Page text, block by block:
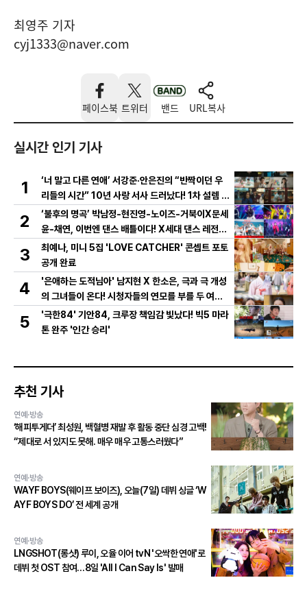
최영주 기자
cyj1333@naver.com
페이스북 트위터 밴드 URL복사
실시간 인기 기사
1
‘너 말고 다른 연애’ 서강준·안은진의 “반짝이던 우
리들의 시간” 10년 사랑 서사 드러났다! 1차 설렘 티
저 영상 공개!
2
‘불후의 명곡’ 박남정-현진영-노이즈-거북이X문세
윤-채연, 이번엔 댄스 배틀이다! X세대 댄스 레전드
총출동! 댄스 본능 깨운다!
3
최예나, 미니 5집 'LOVE CATCHER' 콘셉트 포토
공개 완료
4
'은애하는 도적님아' 남지현 X 한소은, 극과 극 개성
의 그녀들이 온다! 시청자들의 연모를 부를 두 여인
의 활약은?
5
'극한84' 기안84, 크루장 책임감 빛났다! 빅5 마라
톤 완주 '인간 승리'
추천 기사
연예·방송
‘해피투게더’ 최성원, 백혈병 재발 후 활동 중단 심경 고백!
“제대로 서 있지도 못해. 매우 매우 고통스러웠다”
연예·방송
WAYF BOYS(웨이프 보이즈), 오늘(7일) 데뷔 싱글 ‘W
AYF BOYS DO’ 전 세계 공개
연예·방송
LNGSHOT(롱샷) 루이, 오율 이어 tvN '오싹한 연애'로
데뷔 첫 OST 참여…8일 'All I Can Say Is' 발매